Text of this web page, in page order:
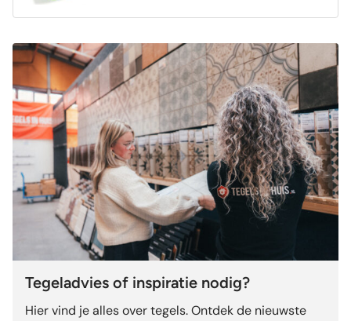
Tegeladvies of inspiratie nodig?
Hier vind je alles over tegels. Ontdek de nieuwste